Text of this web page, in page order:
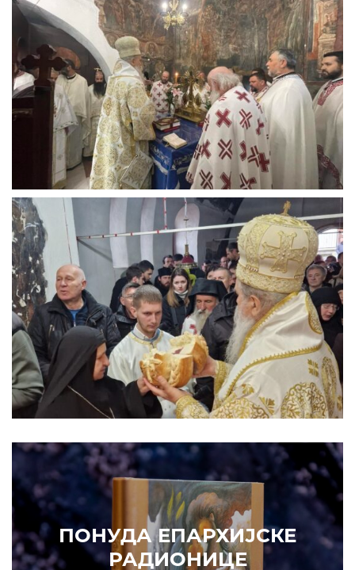
ПОНУДА ЕПАРХИЈСКЕ
РАДИОНИЦЕ